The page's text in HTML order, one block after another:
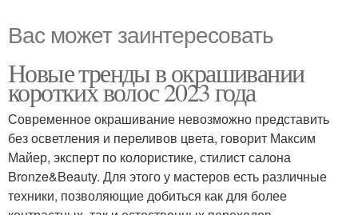
Вас может заинтересовать
Новые тренды в окрашивании
коротких волос 2023 года
Современное окрашивание невозможно представить
без осветления и переливов цвета, говорит Максим
Майер, эксперт по колористике, стилист салона
Bronze&Beauty. Для этого у мастеров есть различные
техники, позволяющие добиться как для более